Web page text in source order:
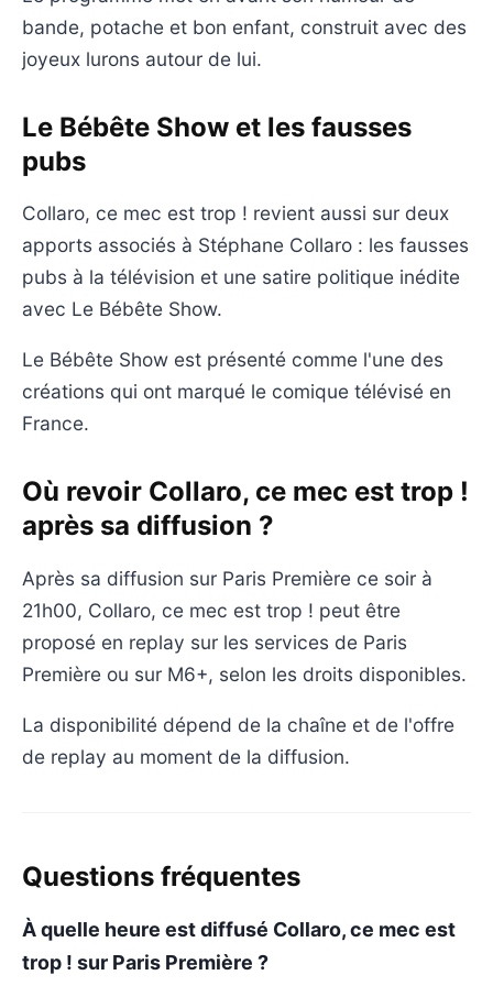
bande, potache et bon enfant, construit avec des
joyeux lurons autour de lui.
Le Bébête Show et les fausses
pubs
Collaro, ce mec est trop ! revient aussi sur deux
apports associés à Stéphane Collaro : les fausses
pubs à la télévision et une satire politique inédite
avec Le Bébête Show.
Le Bébête Show est présenté comme l'une des
créations qui ont marqué le comique télévisé en
France.
Où revoir Collaro, ce mec est trop !
après sa diffusion ?
Après sa diffusion sur Paris Première ce soir à
21h00, Collaro, ce mec est trop ! peut être
proposé en replay sur les services de Paris
Première ou sur M6+, selon les droits disponibles.
La disponibilité dépend de la chaîne et de l'offre
de replay au moment de la diffusion.
Questions fréquentes
À quelle heure est diffusé Collaro, ce mec est
trop ! sur Paris Première ?